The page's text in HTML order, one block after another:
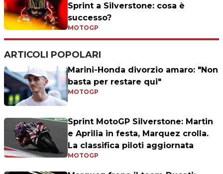
Sprint a Silverstone: cosa è
successo?
MOTOGP
ARTICOLI POPOLARI
Marini-Honda divorzio amaro: "Non
basta per restare qui"
MOTOGP
Sprint MotoGP Silverstone: Martin
e Aprilia in festa, Marquez crolla.
La classifica piloti aggiornata
MOTOGP